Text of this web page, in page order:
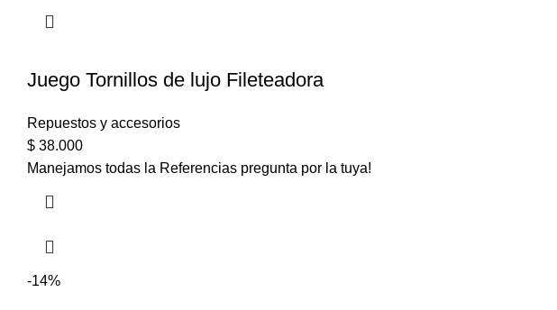
Juego Tornillos de lujo Fileteadora
Repuestos y accesorios
$ 38.000
Manejamos todas la Referencias pregunta por la tuya!
-14%